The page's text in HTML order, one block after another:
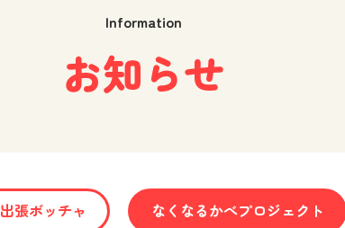
Information
お知らせ
出張ボッチャ なくなるかべプロジェクト